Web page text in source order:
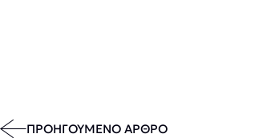
ΠΡΟΗΓΟΥΜΕΝΟ ΑΡΘΡΟ